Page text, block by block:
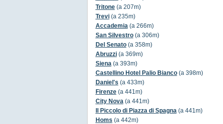
Tritone(a 207m)
Trevi(a 235m)
Accademia(a 266m)
San Silvestro(a 306m)
Del Senato(a 358m)
Abruzzi(a 369m)
Siena(a 393m)
Castellino Hotel Palio Bianco(a 398m)
Daniel's (a 433m)
Firenze(a 441m)
City Nova(a 441m)
Il Piccolo di Piazza di Spagna(a 441m)
Homs (a 442m)